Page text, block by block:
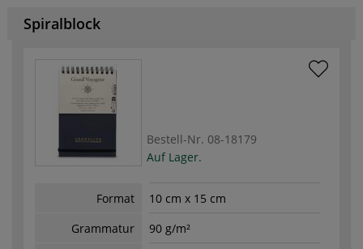
Spiralblock
Bestell-Nr. 08-18179
Auf Lager.
Format
10 cm x 15 cm
Grammatur
90 g/m²